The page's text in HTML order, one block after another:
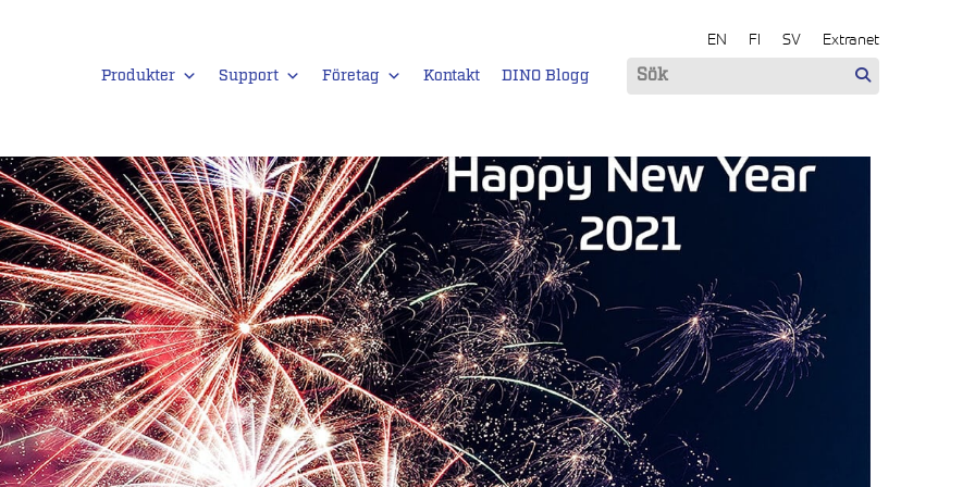
EN FI SV Extranet
Produkter Support Företag Kontakt DINO Blogg